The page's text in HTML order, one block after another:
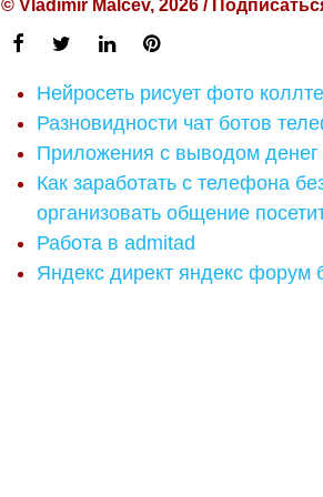
© Vladimir Malcev, 2026 /
Нейросеть рисует фото
Разновидности чат ботов
Приложения с выводом денег
Как заработать с телефона
организовать общение
Работа в admitad
Яндекс директ яндекс форум